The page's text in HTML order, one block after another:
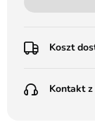
Koszt
Poczta
Kontakt